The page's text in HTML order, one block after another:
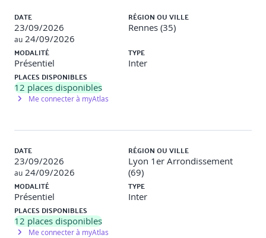
DATE
23/09/2026
au 24/09/2026
RÉGION OU VILLE
Rennes (35)
MODALITÉ
Présentiel
TYPE
Inter
PLACES DISPONIBLES
12 places disponibles
Me connecter à myAtlas
DATE
23/09/2026
au 24/09/2026
RÉGION OU VILLE
Lyon 1er Arrondissement
(69)
MODALITÉ
Présentiel
TYPE
Inter
PLACES DISPONIBLES
12 places disponibles
Me connecter à myAtlas